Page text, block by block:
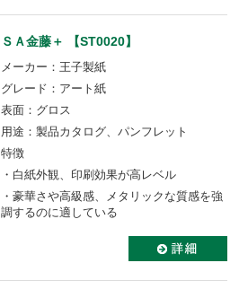
ＳＡ金藤＋ 【ST0020】
メーカー：王子製紙
グレード：アート紙
表面：グロス
用途：製品カタログ、パンフレット
特徴
・白紙外観、印刷効果が高レベル
・豪華さや高級感、メタリックな質感を強
調するのに適している